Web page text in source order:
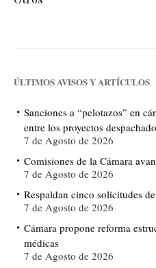
ÚLTIMOS AVISOS Y ARTÍCULOS
Sanciones a “pelotazos” en
entre los proyectos
7 de Agosto de 2026
Comisiones de la Cámara
7 de Agosto de 2026
Respaldan cinco solicitudes
7 de Agosto de 2026
Cámara propone reforma
médicas
7 de Agosto de 2026